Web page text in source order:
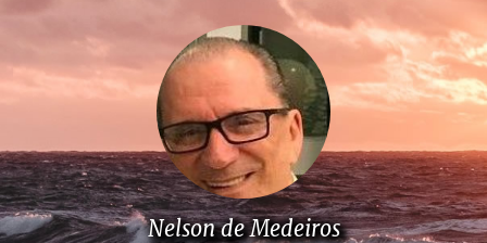
POETAS
COMUNIDADE
Nelson de Medeiros